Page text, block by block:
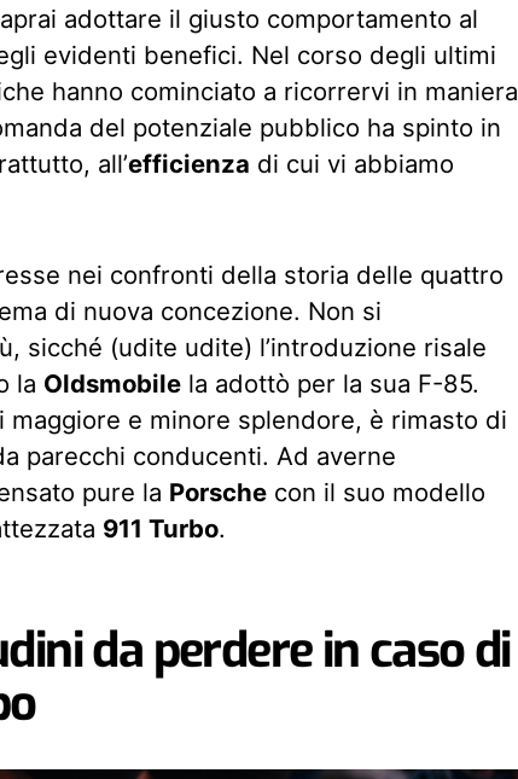
adottare il giusto comportamento al
evidenti benefici. Nel corso degli ultimi
hanno cominciato a ricorrervi in maniera
del potenziale pubblico ha spinto in
all’efficienza di cui vi abbiamo
nei confronti della storia delle quattro
di nuova concezione. Non si
sicché (udite udite) l’introduzione risale
la Oldsmobile la adottò per la sua F-85.
maggiore e minore splendore, è rimasto di
parecchi conducenti. Ad averne
pure la Porsche con il suo modello
911 Turbo.
da perdere in caso di